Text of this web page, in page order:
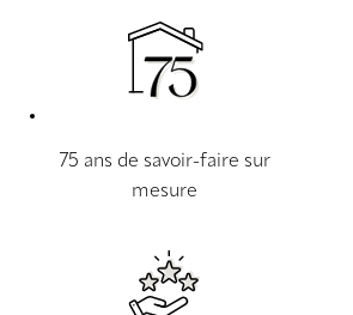
75 ans de savoir-faire sur
mesure